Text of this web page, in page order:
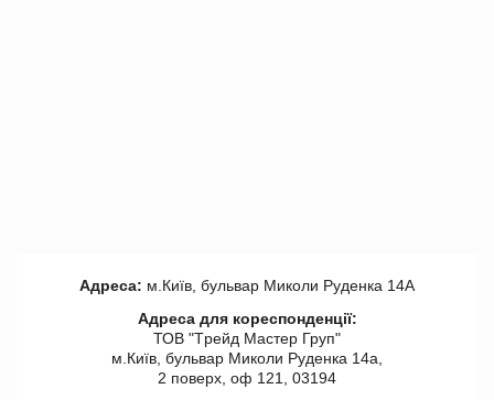
Адреса: м.Київ, бульвар Миколи Руденка 14А
Адреса для кореспонденції:
ТОВ "Tрейд Мастер Груп"
м.Київ, бульвар Миколи Руденка 14а,
2 поверх, оф 121, 03194